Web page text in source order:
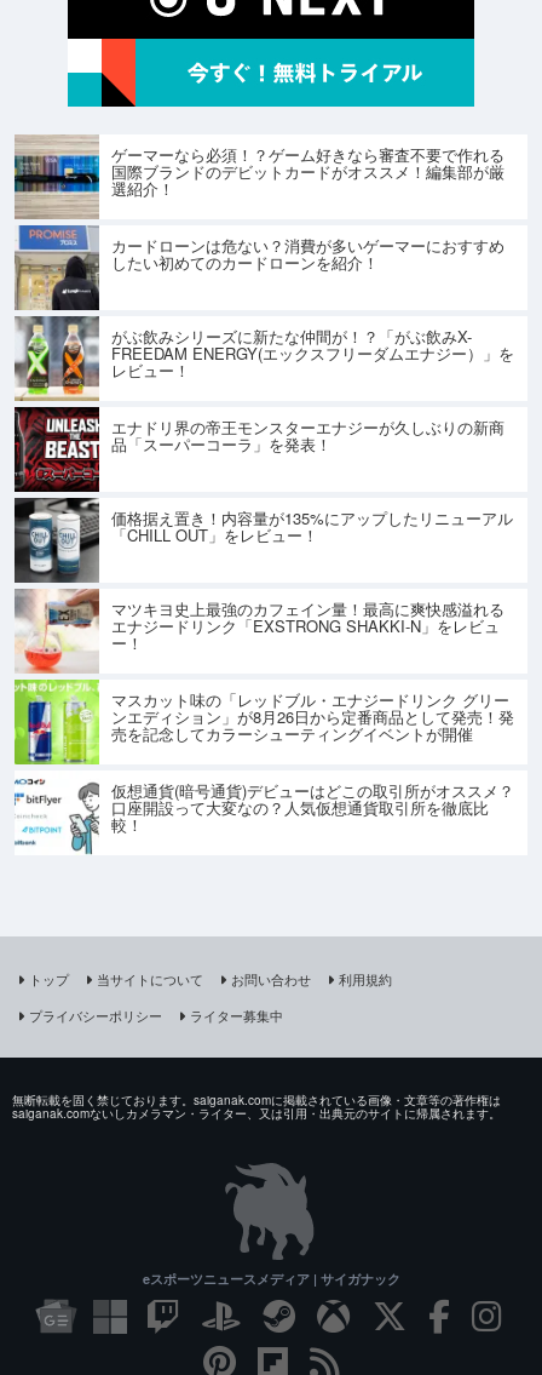
ゲーマーなら必須！？ゲーム好きなら審査不要で作れる
国際ブランドのデビットカードがオススメ！編集部が厳
選紹介！
カードローンは危ない？消費が多いゲーマーにおすすめ
したい初めてのカードローンを紹介！
がぶ飲みシリーズに新たな仲間が！？「がぶ飲みX-
FREEDAM ENERGY(エックスフリーダムエナジー）」を
レビュー！
エナドリ界の帝王モンスターエナジーが久しぶりの新商
品「スーパーコーラ」を発表！
価格据え置き！内容量が135%にアップしたリニューアル
「CHILL OUT」をレビュー！
マツキヨ史上最強のカフェイン量！最高に爽快感溢れる
エナジードリンク「EXSTRONG SHAKKI-N」をレビュ
ー！
マスカット味の「レッドブル・エナジードリンク グリー
ンエディション」が8月26日から定番商品として発売！発
売を記念してカラーシューティングイベントが開催
仮想通貨(暗号通貨)デビューはどこの取引所がオススメ？
口座開設って大変なの？人気仮想通貨取引所を徹底比
較！
トップ 当サイトについて お問い合わせ
利用規約
プライバシーポリシー
ライター募集中
無断転載を固く禁じております。saiganak.comに掲載されている画像・文章等の著作権は
saiganak.comないしカメラマン・ライター、又は引用・出典元のサイトに帰属されます。
eスポーツニュースメディア | サイガナック